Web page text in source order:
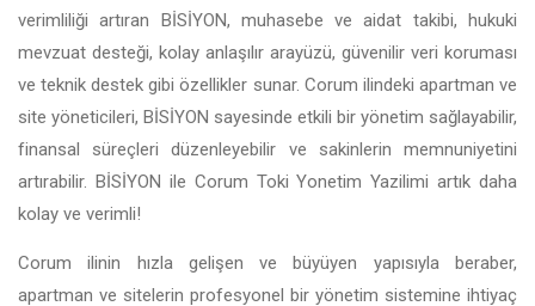
verimliliği artıran BİSİYON, muhasebe ve aidat takibi, hukuki
mevzuat desteği, kolay anlaşılır arayüzü, güvenilir veri koruması
ve teknik destek gibi özellikler sunar. Corum ilindeki apartman ve
site yöneticileri, BİSİYON sayesinde etkili bir yönetim sağlayabilir,
finansal süreçleri düzenleyebilir ve sakinlerin memnuniyetini
artırabilir. BİSİYON ile Corum Toki Yonetim Yazilimi artık daha
kolay ve verimli!
Corum ilinin hızla gelişen ve büyüyen yapısıyla beraber,
apartman ve sitelerin profesyonel bir yönetim sistemine ihtiyaç